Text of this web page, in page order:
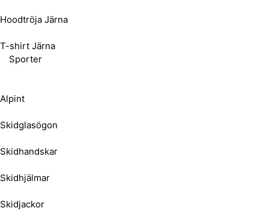
Hoodtröja Järna
T-shirt Järna
Sporter
Alpint
Skidglasögon
Skidhandskar
Skidhjälmar
Skidjackor